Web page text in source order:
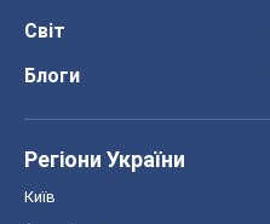
Світ
Блоги
Регіони України
Київ